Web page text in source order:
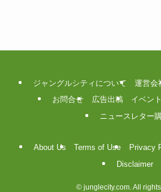
ジャングルシティについて 運営会
お問合せ
広告出稿
イベン
ニュースレター
About Us Terms of Use Privacy
Disclaimer
©junglecity.com. All